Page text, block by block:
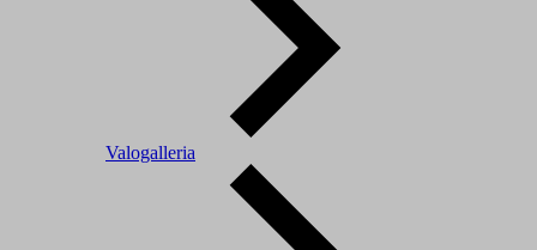
Valogalleria